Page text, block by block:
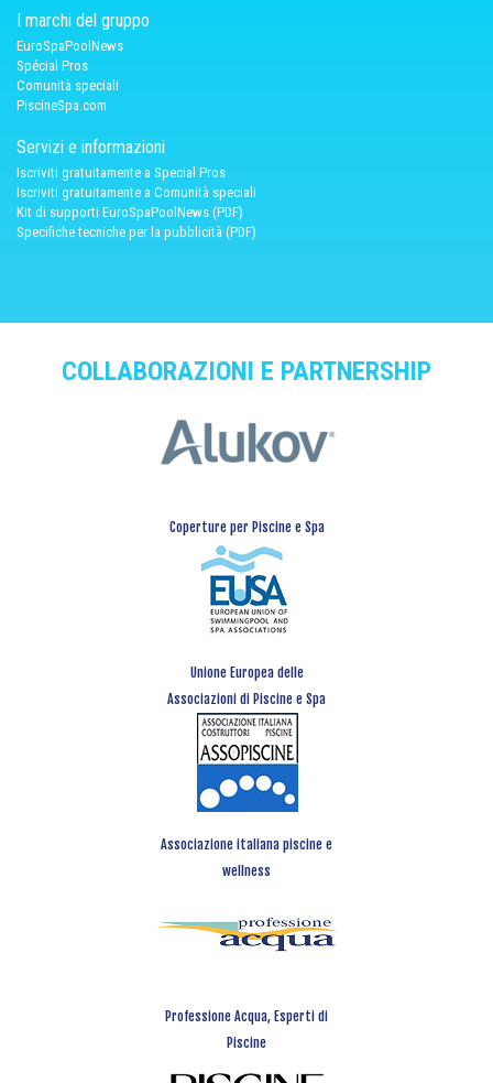
I marchi del gruppo
EuroSpaPoolNews
Spécial Pros
Comunità speciali
PiscineSpa.com
Servizi e informazioni
Iscriviti gratuitamente a Special Pros
Iscriviti gratuitamente a Comunità speciali
Kit di supporti EuroSpaPoolNews (PDF)
Specifiche tecniche per la pubblicità (PDF)
COLLABORAZIONI E PARTNERSHIP
Coperture per Piscine e Spa
Unione Europea delle
Associazioni di Piscine e Spa
Associazione italiana piscine e
wellness
Professione Acqua, Esperti di
Piscine